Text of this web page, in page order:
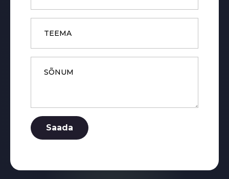
Subject
Message
Saada